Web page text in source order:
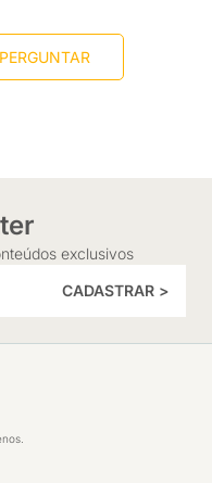
exclusivos
CADASTRAR >